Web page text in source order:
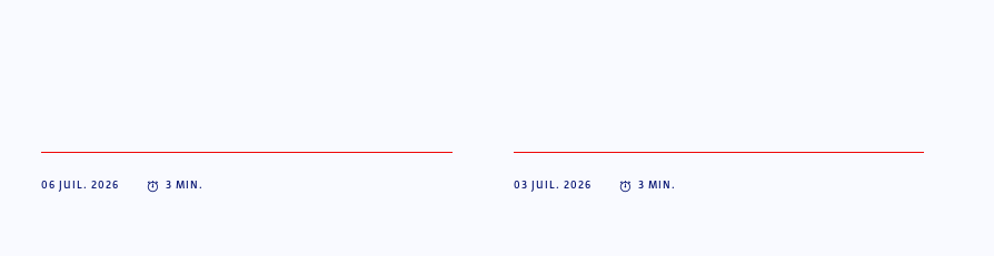
06 JUIL. 2026 3 MIN. 03 JUIL. 2026 3 MIN.